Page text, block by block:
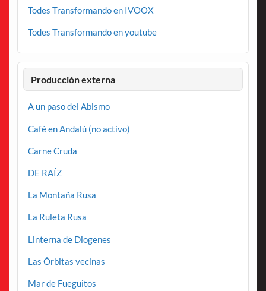
Todes Transformando en IVOOX
Todes Transformando en youtube
Producción externa
A un paso del Abismo
Café en Andalú (no activo)
Carne Cruda
DE RAÍZ
La Montaña Rusa
La Ruleta Rusa
Linterna de Diogenes
Las Órbitas vecinas
Mar de Fueguitos